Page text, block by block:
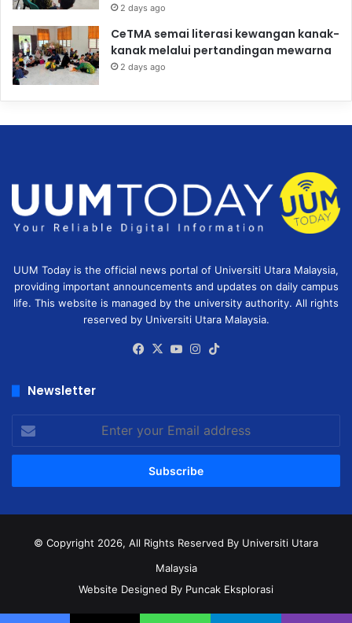
2 days ago
CeTMA semai literasi kewangan kanak-
kanak melalui pertandingan mewarna
2 days ago
UUM Today is the official news portal of Universiti Utara Malaysia,
providing important announcements and updates on daily campus
life. This website is managed by the university authority. All rights
reserved by Universiti Utara Malaysia.
Facebook
X YouTubeInstagram
Newsletter
your
Email
© Copyright 2026, All Rights Reserved By Universiti Utara
Malaysia
Website Designed By Puncak Eksplorasi